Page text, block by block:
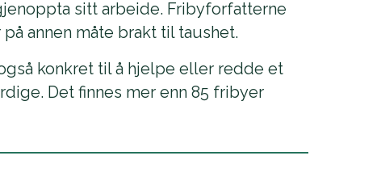
sitt arbeide. Fribyforfatterne
annen måte brakt til taushet.
konkret til å hjelpe eller redde et
Det finnes mer enn 85 fribyer